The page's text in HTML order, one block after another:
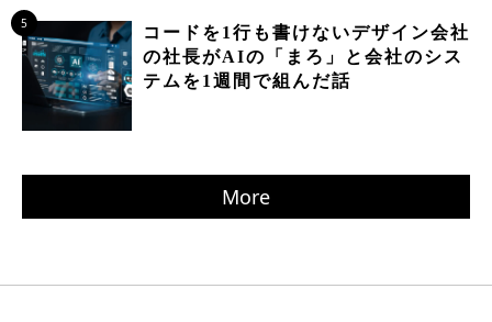
5
コードを1行も書けないデザイン会社
の社長がAIの「まろ」と会社のシス
テムを1週間で組んだ話
More